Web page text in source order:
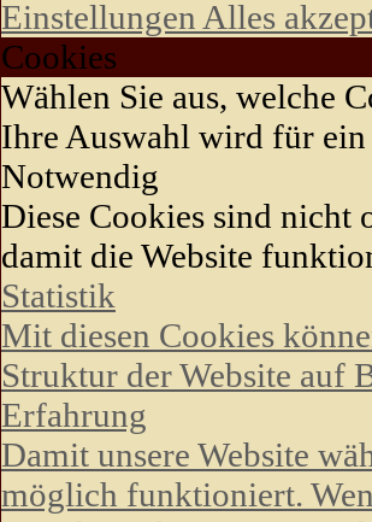
Einstellungen Alles
Cookies
Wählen Sie aus, welche
Ihre Auswahl wird für ein
Notwendig
Diese Cookies sind nicht
damit die Website
Statistik
Mit diesen Cookies
Struktur der Website auf
Erfahrung
Damit unsere Website
möglich funktioniert.